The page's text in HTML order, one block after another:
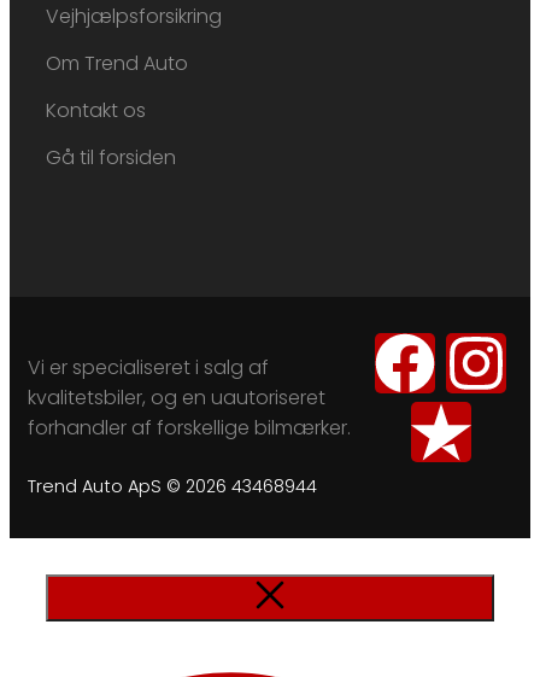
Vejhjælpsforsikring
Om Trend Auto
Kontakt os
Gå til forsiden
Vi er specialiseret i salg af
kvalitetsbiler, og en uautoriseret
forhandler af forskellige bilmærker.
Trend Auto ApS © 2026 43468944